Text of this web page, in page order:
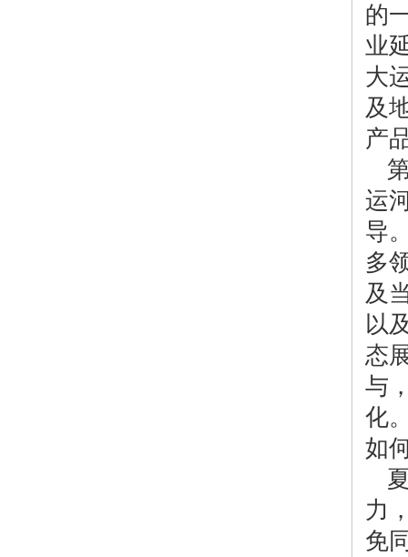
的
业
大
及
产
运
导
多
及
以
态
与
化
如
力
免